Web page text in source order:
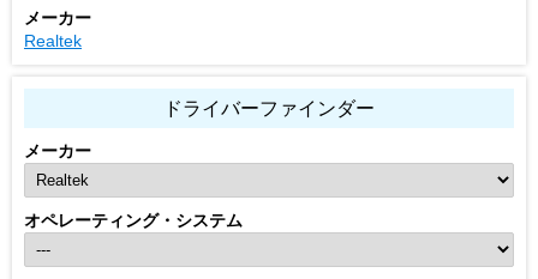
メーカー
Realtek
ドライバーファインダー
メーカー
オペレーティング・システム